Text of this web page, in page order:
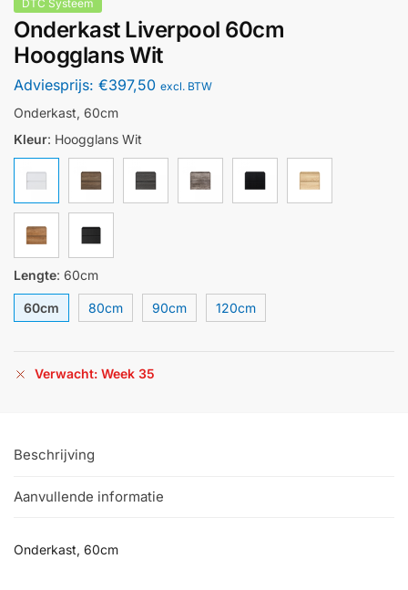
DTC Systeem
Onderkast Liverpool 60cm
Hoogglans Wit
Adviesprijs: €397,50 excl. BTW
Onderkast, 60cm
Kleur: Hoogglans Wit
Lengte: 60cm
60cm 80cm 90cm 120cm
Verwacht: Week 35
Beschrijving
Aanvullende informatie
Onderkast, 60cm